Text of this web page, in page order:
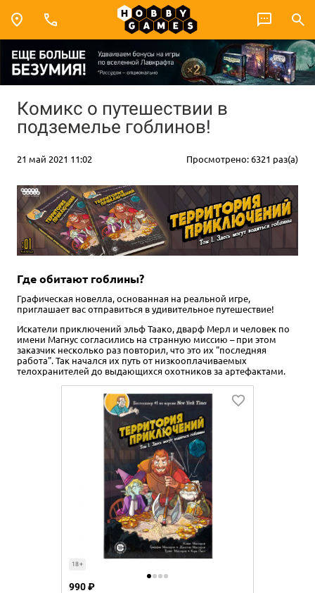
Комикс о путешествии в
подземелье гоблинов!
21 май 2021 11:02 Просмотрено: 6321 раз(а)
Где обитают гоблины?
Графическая новелла, основанная на реальной игре,
приглашает вас отправиться в удивительное путешествие!
Искатели приключений эльф Таако, дварф Мерл и человек по
имени Магнус согласились на странную миссию – при этом
заказчик несколько раз повторил, что это их "последняя
работа". Так начался их путь от низкооплачиваемых
телохранителей до выдающихся охотников за артефактами.
18+
990 ₽